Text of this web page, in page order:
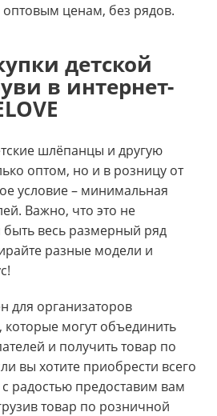
оптовым ценам, без рядов.
детской
в интернет-
шлёпанцы и другую
оптом, но и в розницу от
условие – минимальная
Важно, что это не
весь размерный ряд
разные модели и
для организаторов
которые могут объединить
и получить товар по
вы хотите приобрести всего
радостью предоставим вам
товар по розничной